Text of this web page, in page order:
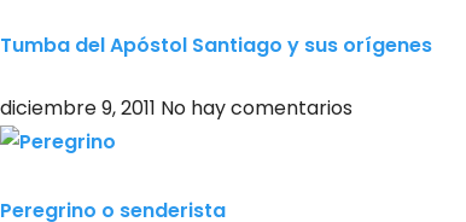
Tumba del Apóstol Santiago y sus orígenes
diciembre 9, 2011 No hay comentarios
Peregrino o senderista